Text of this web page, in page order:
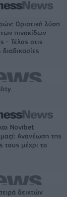
Οριστική λύση
πινακίδων
- Τέλος στις
Novibet
Ανανέωση της
τους μέχρι το
δεικτών